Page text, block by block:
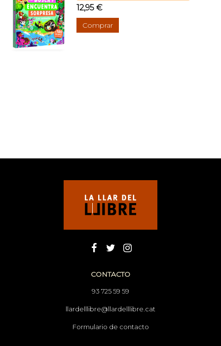
12,95 €
Comprar
CONTACTO
93 725 59 59
llardelllibre@llardelllibre.cat
Formulario de contacto